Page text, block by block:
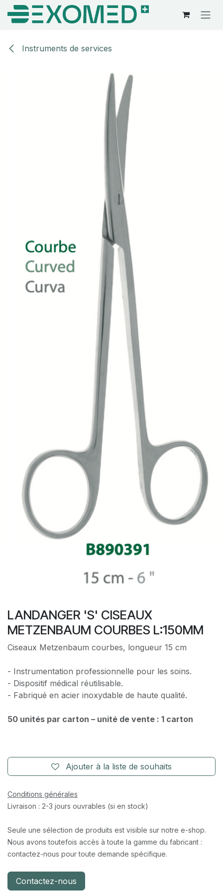
Se rendre au contenu
Instruments de services
LANDANGER 'S' CISEAUX
METZENBAUM COURBES L:150MM
Ciseaux Metzenbaum courbes, longueur 15 cm
- Instrumentation professionnelle pour les soins.
- Dispositif médical réutilisable.
- Fabriqué en acier inoxydable de haute qualité.
50 unités par carton – unité de vente : 1 carton
Ajouter à la liste de souhaits
Conditions générales
Livraison : 2-3 jours ouvrables (si en stock)
Seule une sélection de produits est visible sur notre e-shop.
Nous avons toutefois accès à toute la gamme du fabricant :
contactez-nous pour toute demande spécifique.
Contactez-nous